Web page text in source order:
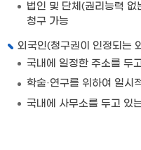
법인 및 단체(권리능력
청구 가능
외국인(청구권이 인정되는
국내에 일정한 주소를 두
학술·연구를 위하여 일시
국내에 사무소를 두고 있